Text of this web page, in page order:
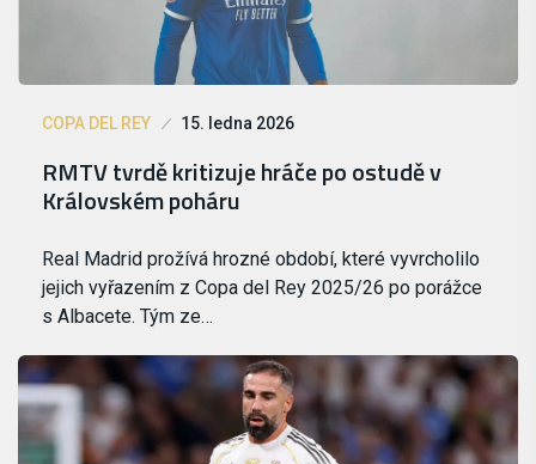
COPA DEL REY 15. ledna 2026
RMTV tvrdě kritizuje hráče po ostudě v
Královském poháru
Real Madrid prožívá hrozné období, které vyvrcholilo
jejich vyřazením z Copa del Rey 2025/26 po porážce
s Albacete. Tým ze…